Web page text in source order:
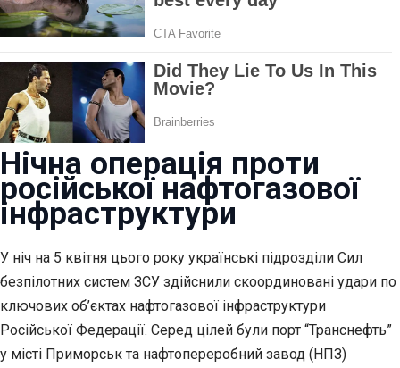
Нічна операція проти
російської нафтогазової
інфраструктури
У ніч на 5 квітня цього року українські підрозділи Сил
безпілотних систем ЗСУ здійснили скоординовані удари по
ключових об’єктах нафтогазової інфраструктури
Російської Федерації. Серед цілей були порт “Транснефть”
у місті Приморськ та нафтопереробний завод (НПЗ)